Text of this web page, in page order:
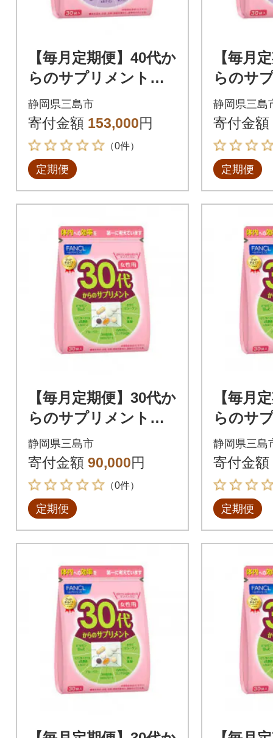
【毎月定期便】40代か
らのサプリメント女
性用(9ヵ月連続お届
け)全9回
静岡県三島市
寄付金額 153,000円
（0件）
定期便
【毎月
らのサ
性用(3
け)全3回
静岡県三島
寄付金額
定期便
【毎月定期便】30代か
らのサプリメント女
性用(9ヵ月連続お届
け)全9回
静岡県三島市
寄付金額 90,000円
（0件）
定期便
【毎月
らのサ
性用(3
け)全3回
静岡県三島
寄付金額
定期便